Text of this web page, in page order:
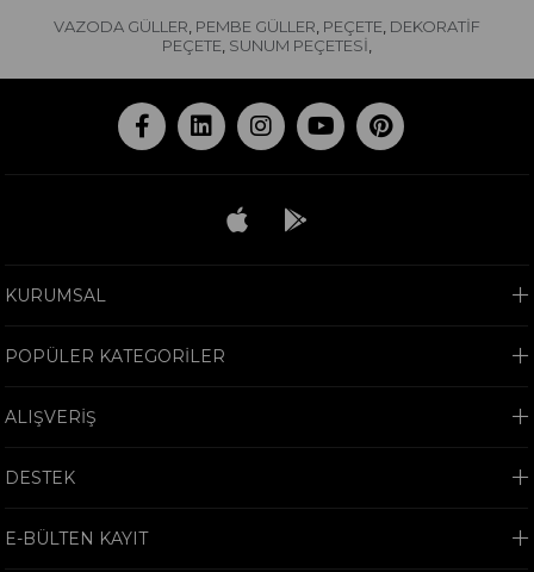
VAZODA GÜLLER, PEMBE GÜLLER, PEÇETE, DEKORATİF
PEÇETE, SUNUM PEÇETESİ,
KURUMSAL
POPÜLER KATEGORİLER
ALIŞVERİŞ
DESTEK
E-BÜLTEN KAYIT